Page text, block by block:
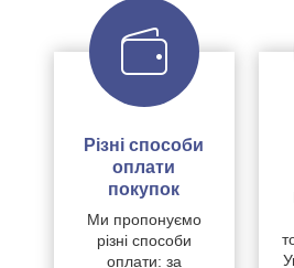
Різні способи
оплати
покупок
Ми пропонуємо
різні способи
оплати: за